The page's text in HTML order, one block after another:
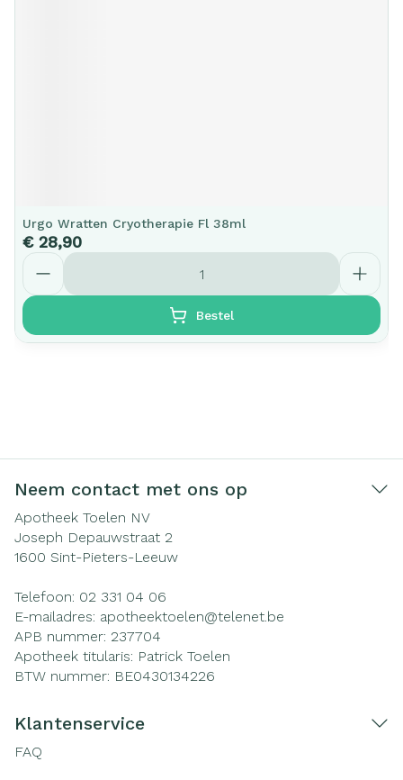
Urgo Wratten Cryotherapie Fl 38ml
€ 28,90
Aantal
Bestel
Neem contact met ons op
Apotheek Toelen NV
Joseph Depauwstraat 2
1600 Sint-Pieters-Leeuw
Telefoon: 02 331 04 06
E-mailadres: apotheektoelen@telenet.be
APB nummer: 237704
Apotheek titularis: Patrick Toelen
BTW nummer: BE0430134226
Klantenservice
FAQ